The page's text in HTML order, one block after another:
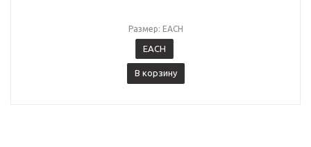
Размер: EACH
EACH
В корзину